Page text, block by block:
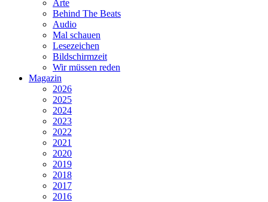
Arte
Behind The Beats
Audio
Mal schauen
Lesezeichen
Bildschirmzeit
Wir müssen reden
Magazin
2026
2025
2024
2023
2022
2021
2020
2019
2018
2017
2016